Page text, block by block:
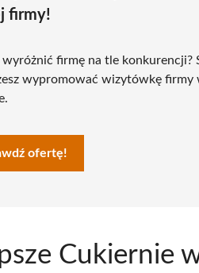
firmy!
wyróżnić firmę na tle konkurencji?
wypromować wizytówkę firmy
ofertę!
Cukiernie